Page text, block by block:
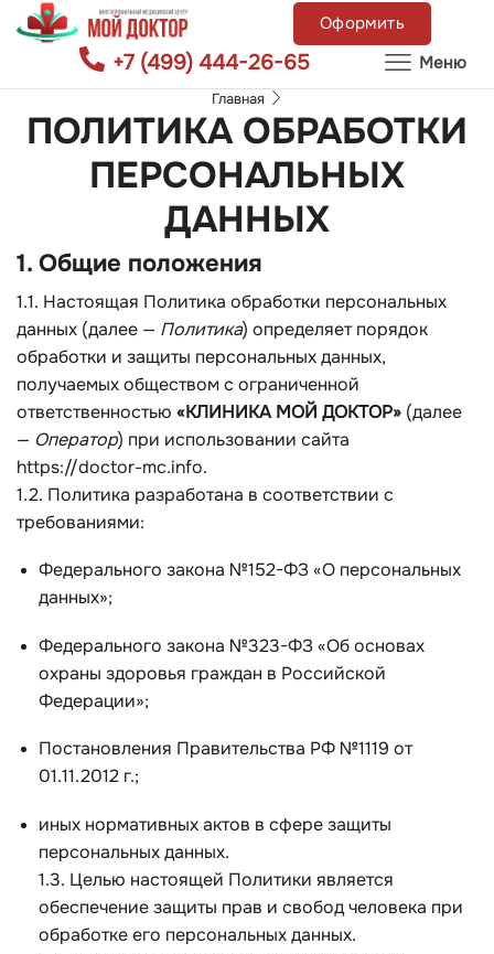
Оформить
+7 (499) 444-26-65 Меню
Главная
ПОЛИТИКА ОБРАБОТКИ
ПЕРСОНАЛЬНЫХ
ДАННЫХ
1. Общие положения
1.1. Настоящая Политика обработки персональных
данных (далее — Политика) определяет порядок
обработки и защиты персональных данных,
получаемых обществом с ограниченной
ответственностью «КЛИНИКА МОЙ ДОКТОР» (далее
— Оператор) при использовании сайта
https://doctor-mc.info.
1.2. Политика разработана в соответствии с
требованиями:
Федерального закона №152-ФЗ «О персональных
данных»;
Федерального закона №323-ФЗ «Об основах
охраны здоровья граждан в Российской
Федерации»;
Постановления Правительства РФ №1119 от
01.11.2012 г.;
иных нормативных актов в сфере защиты
персональных данных.
1.3. Целью настоящей Политики является
обеспечение защиты прав и свобод человека при
обработке его персональных данных.